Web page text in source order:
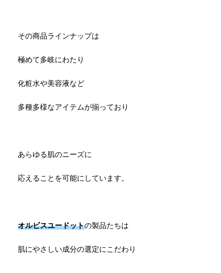
その商品ラインナップは
極めて多岐にわたり
化粧水や美容液など
多種多様なアイテムが揃っており
あらゆる肌のニーズに
応えることを可能にしています。
オルビスユードットの製品たちは
肌にやさしい成分の選定にこだわり